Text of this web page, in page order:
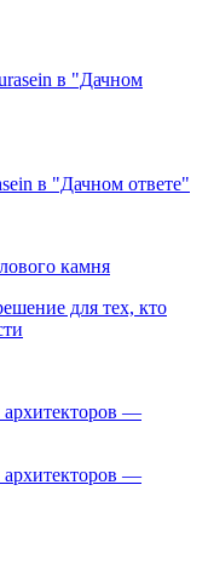
в "Дачном ответе"
камня
для тех, кто
архитекторов —
архитекторов —